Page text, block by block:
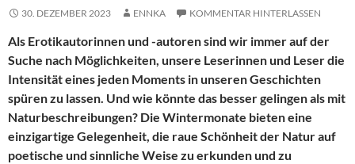
30. DEZEMBER 2023 ENNKA KOMMENTAR HINTERLASSEN
Als Erotikautorinnen und -autoren sind wir immer auf der
Suche nach Möglichkeiten, unsere Leserinnen und Leser die
Intensität eines jeden Moments in unseren Geschichten
spüren zu lassen. Und wie könnte das besser gelingen als mit
Naturbeschreibungen? Die Wintermonate bieten eine
einzigartige Gelegenheit, die raue Schönheit der Natur auf
poetische und sinnliche Weise zu erkunden und zu